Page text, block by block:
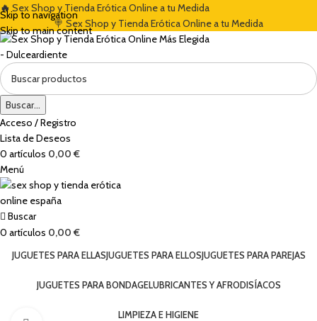
Skip to navigation
Skip to main content
🔥 Sex Shop y Tienda Erótica Online a tu Medida
🍭 Sex Shop y Tienda Erótica Online a tu Medida
Buscar...
Acceso / Registro
Lista de Deseos
0 artículos 0,00 €
Menú
Buscar
0 artículos 0,00 €
JUGUETES PARA ELLASJUGUETES PARA ELLOSJUGUETES PARA PAREJAS
JUGUETES PARA BONDAGELUBRICANTES Y AFRODISÍACOS
LIMPIEZA E HIGIENE
DE BIENVENIDA DEL 5% CON EL CÓDIGO "DULCES5"